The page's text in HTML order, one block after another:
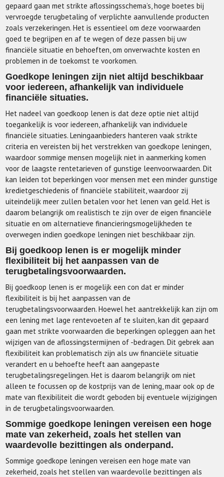
gepaard gaan met strikte aflossingsschema’s, hoge boetes bij
vervroegde terugbetaling of verplichte aanvullende producten
zoals verzekeringen. Het is essentieel om deze voorwaarden
goed te begrijpen en af te wegen of deze passen bij uw
financiële situatie en behoeften, om onverwachte kosten en
problemen in de toekomst te voorkomen.
Goedkope leningen zijn niet altijd beschikbaar
voor iedereen, afhankelijk van individuele
financiële situaties.
Het nadeel van goedkoop lenen is dat deze optie niet altijd
toegankelijk is voor iedereen, afhankelijk van individuele
financiële situaties. Leningaanbieders hanteren vaak strikte
criteria en vereisten bij het verstrekken van goedkope leningen,
waardoor sommige mensen mogelijk niet in aanmerking komen
voor de laagste rentetarieven of gunstige leenvoorwaarden. Dit
kan leiden tot beperkingen voor mensen met een minder gunstige
kredietgeschiedenis of financiële stabiliteit, waardoor zij
uiteindelijk meer zullen betalen voor het lenen van geld. Het is
daarom belangrijk om realistisch te zijn over de eigen financiële
situatie en om alternatieve financieringsmogelijkheden te
overwegen indien goedkope leningen niet beschikbaar zijn.
Bij goedkoop lenen is er mogelijk minder
flexibiliteit bij het aanpassen van de
terugbetalingsvoorwaarden.
Bij goedkoop lenen is er mogelijk een con dat er minder
flexibiliteit is bij het aanpassen van de
terugbetalingsvoorwaarden. Hoewel het aantrekkelijk kan zijn om
een lening met lage rentevoeten af te sluiten, kan dit gepaard
gaan met strikte voorwaarden die beperkingen opleggen aan het
wijzigen van de aflossingstermijnen of -bedragen. Dit gebrek aan
flexibiliteit kan problematisch zijn als uw financiële situatie
verandert en u behoefte heeft aan aangepaste
terugbetalingsregelingen. Het is daarom belangrijk om niet
alleen te focussen op de kostprijs van de lening, maar ook op de
mate van flexibiliteit die wordt geboden bij eventuele wijzigingen
in de terugbetalingsvoorwaarden.
Sommige goedkope leningen vereisen een hoge
mate van zekerheid, zoals het stellen van
waardevolle bezittingen als onderpand.
Sommige goedkope leningen vereisen een hoge mate van
zekerheid, zoals het stellen van waardevolle bezittingen als